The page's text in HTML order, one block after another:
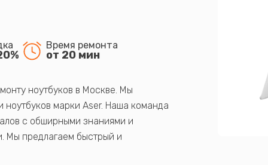
Время ремонта
от 20 мин
ноутбуков в Москве. Мы
марки Aser. Наша команда
с обширными знаниями и
Мы предлагаем быстрый и